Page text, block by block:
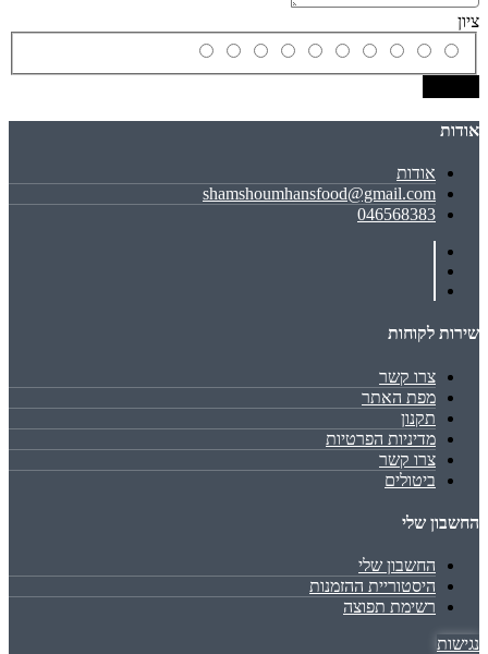
ציון
אודות
אודות
shamshoumhansfood@gmail.com
046568383
שירות לקוחות
צרו קשר
מפת האתר
תקנון
מדיניות הפרטיות
צרו קשר
ביטולים
החשבון שלי
החשבון שלי
היסטוריית ההזמנות
רשימת תפוצה
נגישות